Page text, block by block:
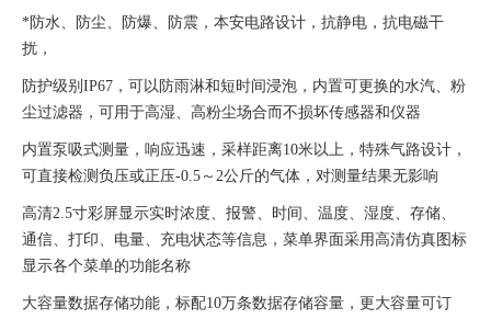
*防水、防尘、防爆、防震，本安电路设计，抗静电，抗电磁干
扰，
防护级别IP67，可以防雨淋和短时间浸泡，内置可更换的水汽、粉
尘过滤器，可用于高湿、高粉尘场合而不损坏传感器和仪器
内置泵吸式测量，响应迅速，采样距离10米以上，特殊气路设计，
可直接检测负压或正压-0.5～2公斤的气体，对测量结果无影响
高清2.5寸彩屏显示实时浓度、报警、时间、温度、湿度、存储、
通信、打印、电量、充电状态等信息，菜单界面采用高清仿真图标
显示各个菜单的功能名称
大容量数据存储功能，标配10万条数据存储容量，更大容量可订